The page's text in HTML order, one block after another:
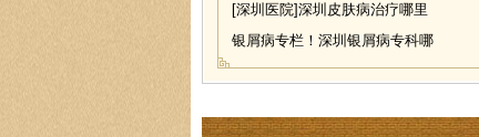
[深圳医院]深圳皮肤病治疗哪里
银屑病专栏！深圳银屑病专科哪